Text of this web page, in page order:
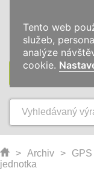
> Archiv >
jednotka
Tento web
služeb,
analýze
cookie.